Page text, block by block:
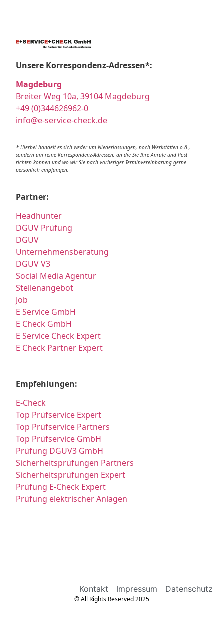
Unsere Korrespondenz-Adressen*:
Magdeburg
Breiter Weg 10a, 39104 Magdeburg
+49 (0)344626962-0
info@e-service-check.de
* Hierbei handelt es sich weder um Niederlassungen, noch Werkstätten o.ä.,
sondern um reine Korrespondenz-Adressen, an die Sie Ihre Anrufe und Post
richten können und wo wir Sie nach vorheriger Terminvereinbarung gerne
persönlich empfangen.
Partner:
Headhunter
DGUV Prüfung
DGUV
Unternehmensberatung
DGUV V3
Social Media Agentur
Stellenangebot
Job
E Service GmbH
E Check GmbH
E Service Check Expert
E Check Partner Expert
Empfehlungen:
E-Check
Top Prüfservice Expert
Top Prüfservice Partners
Top Prüfservice GmbH
Prüfung DGUV3 GmbH
Sicherheitsprüfungen Partners
Sicherheitsprüfungen Expert
Prüfung E-Check Expert
Prüfung elektrischer Anlagen
Kontakt Impressum Datenschutz
© All Rights Reserved 2025